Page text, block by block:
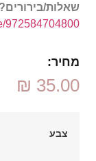
שאלות/בירורים?
972584704800
מחיר:
₪ 35.00
צבע